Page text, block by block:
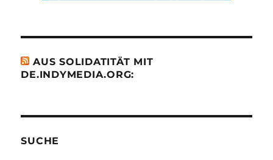
AUS SOLIDATITÄT MIT
DE.INDYMEDIA.ORG:
SUCHE